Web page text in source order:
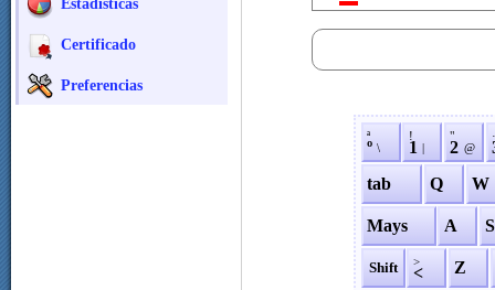
Estadísticas
Certificado
Preferencias
ª
º \
!
1
"
2 @
tab
Q W
Mays A S
Shift >
< Z